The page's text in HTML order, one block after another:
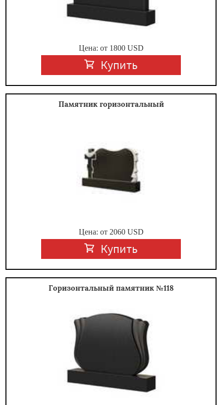
Цена: от 1800USD
Купить
Памятник горизонтальный
Цена: от 2060USD
Купить
Горизонтальный памятник №118